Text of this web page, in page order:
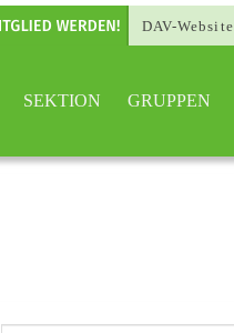
DAV-Website
SEKTION GRUPPEN